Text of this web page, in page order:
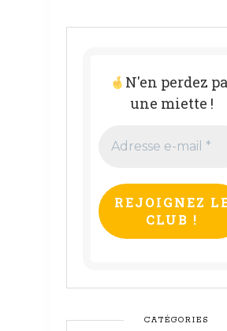
N'en perdez
une miette !
e-
*
CATÉGORIES